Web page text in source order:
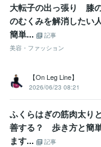
大転子の出っ張り 膝
のむくみを解消したい
簡単...
記事
美容・ファッション
【On Leg Line】
2026/06/23 08:21
ふくらはぎの筋肉太り
善する？ 歩き方と簡
ます...
記事